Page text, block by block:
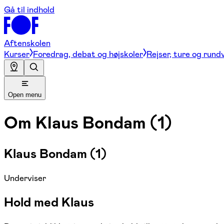
Gå til indhold
Aftenskolen
Kurser Foredrag, debat og højskoler Rejser, ture og
Open menu
Om Klaus Bondam (1)
Klaus Bondam (1)
Underviser
Hold med Klaus